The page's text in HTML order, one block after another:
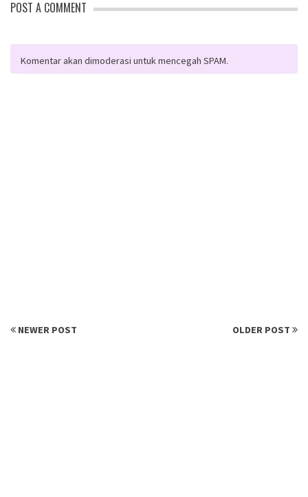
POST A COMMENT
Komentar akan dimoderasi untuk mencegah SPAM.
NEWER POST OLDER POST